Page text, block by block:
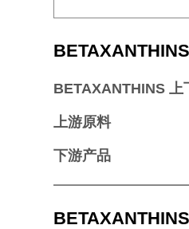
BETAXANTHINS 上
上游原料
下游产品
BETAXANTHINS